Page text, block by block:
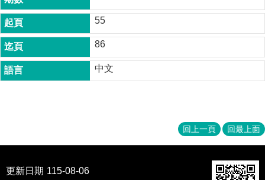
碩
士
班
在
職
專
國
55
86
中文
回上一頁 回最上面
更新日期 115-08-06